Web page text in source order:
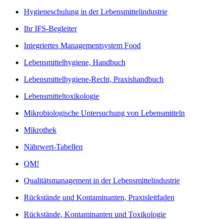
Hygieneschulung in der Lebensmittelindustrie
Ihr IFS-Begleiter
Integriertes Managementsystem Food
Lebensmittelhygiene, Handbuch
Lebensmittelhygiene-Recht, Praxishandbuch
Lebensmitteltoxikologie
Mikrobiologische Untersuchung von Lebensmitteln
Mikrothek
Nährwert-Tabellen
QM!
Qualitätsmanagement in der Lebensmittelindustrie
Rückstände und Kontaminanten, Praxisleitfaden
Rückstände, Kontaminanten und Toxikologie